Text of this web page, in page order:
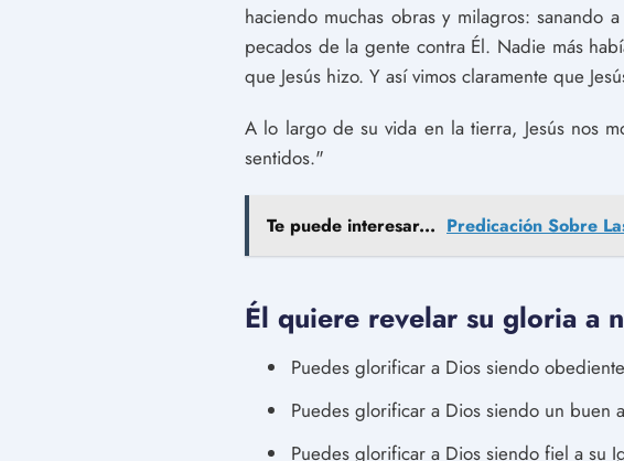
haciendo muchas obras y milagros: sanando
pecados de la gente contra Él. Nadie más
que Jesús hizo. Y así vimos claramente que
A lo largo de su vida en la tierra, Jesús nos
sentidos."
Te puede interesar... Predicación Sobre
Él quiere revelar su gloria a
Puedes glorificar a Dios siendo
Puedes glorificar a Dios siendo un buen
Puedes glorificar a Dios siendo fiel a su